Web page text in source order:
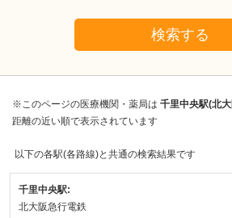
検索する
※このページの医療機関・薬局は 千里中央駅(北
距離の近い順で表示されています
以下の各駅(各路線)と共通の検索結果です
千里中央駅:
北大阪急行電鉄